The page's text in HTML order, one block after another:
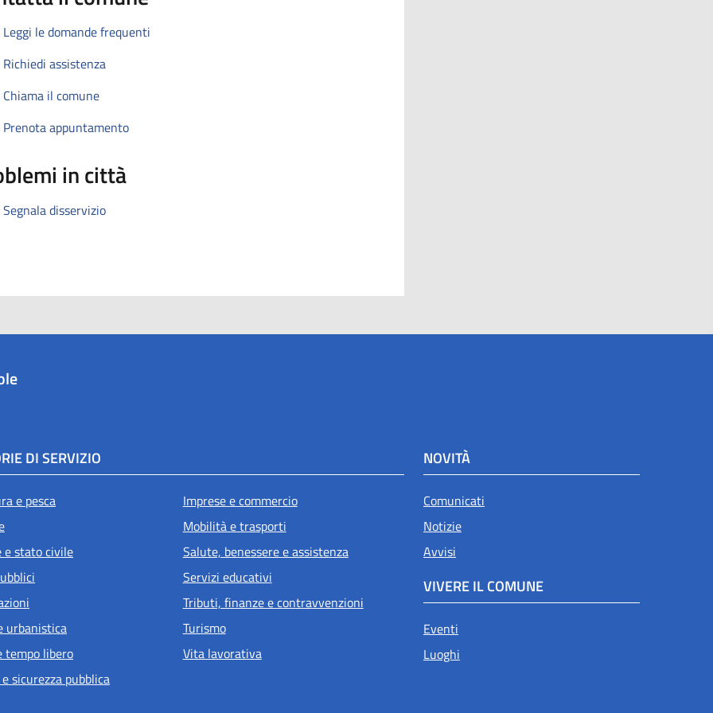
Leggi le domande frequenti
Richiedi assistenza
Chiama il comune
Prenota appuntamento
in città
Segnala disservizio
DI SERVIZIO
e pesca
e stato civile
urbanistica
tempo libero
sicurezza pubblica
Imprese e commercio
Mobilità e trasporti
Salute, benessere e assistenza
Servizi educativi
Tributi, finanze e contravvenzioni
Turismo
Vita lavorativa
NOVITÀ
Comunicati
Notizie
Avvisi
VIVERE IL COMUNE
Eventi
Luoghi